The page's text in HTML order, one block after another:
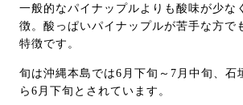
一般的なパイナップルよりも酸味が少な
徴。酸っぱいパイナップルが苦手な方で
特徴です。
旬は沖縄本島では6月下旬～7月中旬、石
ら6月下旬とされています。